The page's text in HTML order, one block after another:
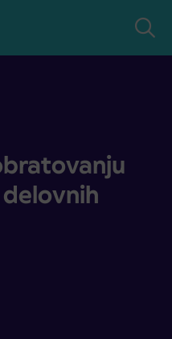
ob delovnih dneh Revoza